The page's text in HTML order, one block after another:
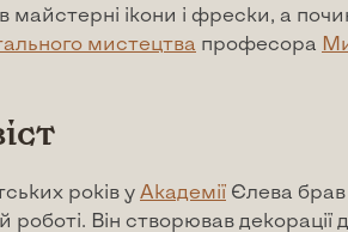
майстерні ікони і фрески, а
мистецтва професора
років у Академії Єлева брав
роботі. Він створював